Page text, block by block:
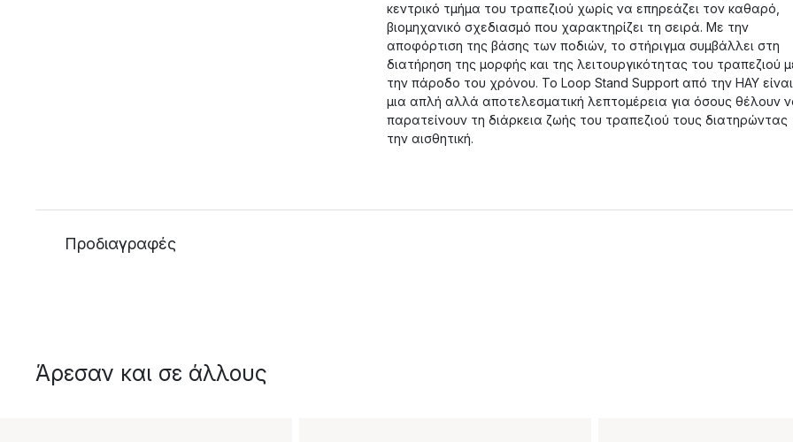
κεντρικό τμήμα του τραπεζιού χωρίς να επηρεάζει τον καθαρό,
βιομηχανικό σχεδιασμό που χαρακτηρίζει τη σειρά. Με την
αποφόρτιση της βάσης των ποδιών, το στήριγμα συμβάλλει στη
διατήρηση της μορφής και της λειτουργικότητας του τραπεζιού
την πάροδο του χρόνου. Το Loop Stand Support από την HAY είναι
μια απλή αλλά αποτελεσματική λεπτομέρεια για όσους θέλουν
παρατείνουν τη διάρκεια ζωής του τραπεζιού τους διατηρώντας
την αισθητική.
Προδιαγραφές
Άρεσαν και σε άλλους